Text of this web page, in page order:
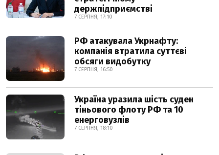
держпідприємстві
7 СЕРПНЯ, 17:10
РФ атакувала Укрнафту:
компанія втратила суттєві
обсяги видобутку
7 СЕРПНЯ, 16:50
Україна уразила шість суден
тіньового флоту РФ та 10
енерговузлів
7 СЕРПНЯ, 18:10